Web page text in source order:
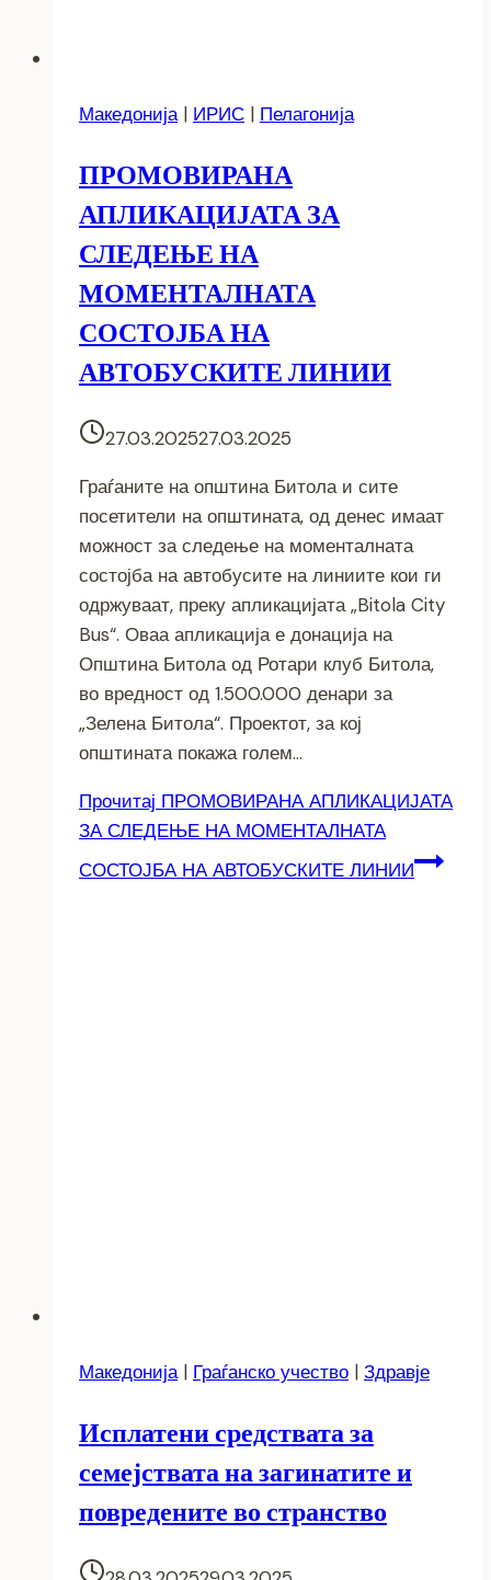
Македонија| ИРИС | Пелагонија
ПРОМОВИРАНА
АПЛИКАЦИЈАТА ЗА
СЛЕДЕЊЕ НА
МОМЕНТАЛНАТА
СОСТОЈБА НА
АВТОБУСКИТЕ ЛИНИИ
27.03.202527.03.2025
Граѓаните на општина Битола и сите
посетители на општината, од денес имаат
можност за следење на моменталната
состојба на автобусите на линиите кои ги
одржуваат, преку апликацијата „Bitola City
Bus“. Оваа апликација е донација на
Општина Битола од Ротари клуб Битола,
во вредност од 1.500.000 денари за
„Зелена Битола“. Проектот, за кој
општината покажа голем…
Прочитај ПРОМОВИРАНА АПЛИКАЦИЈАТА
ЗА СЛЕДЕЊЕ НА МОМЕНТАЛНАТА
СОСТОЈБА НА АВТОБУСКИТЕ ЛИНИИ
Македонија| Граѓанско учество | Здравје
Исплатени средствата за
семејствата на загинатите и
повредените во странство